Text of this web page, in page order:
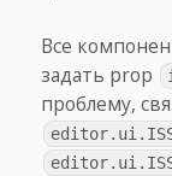
Все
задать prop
проблему,